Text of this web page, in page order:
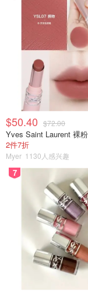
$50.40 $72.00
Yves Saint Laurent 裸
2件7折
Myer 1130人感兴趣
7